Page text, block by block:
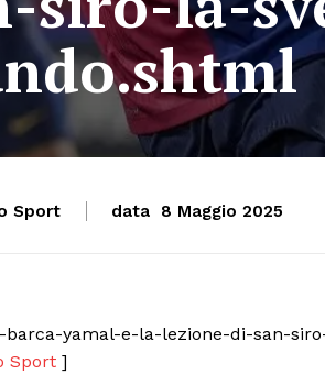
Sport data 8 Maggio 2025
yamal-e-la-lezione-di-san-
Sport ]